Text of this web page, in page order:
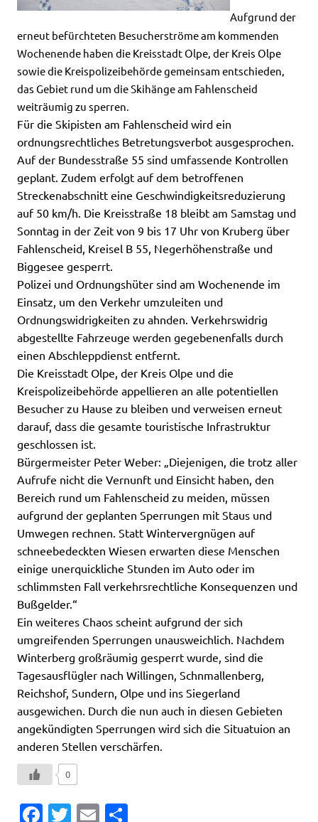
Aufgrund der
erneut befürchteten Besucherströme am kommenden
Wochenende haben die Kreisstadt Olpe, der Kreis Olpe
sowie die Kreispolizeibehörde gemeinsam entschieden,
das Gebiet rund um die Skihänge am Fahlenscheid
weiträumig zu sperren.
Für die Skipisten am Fahlenscheid wird ein
ordnungsrechtliches Betretungsverbot ausgesprochen.
Auf der Bundesstraße 55 sind umfassende Kontrollen
geplant. Zudem erfolgt auf dem betroffenen
Streckenabschnitt eine Geschwindigkeitsreduzierung
auf 50 km/h. Die Kreisstraße 18 bleibt am Samstag und
Sonntag in der Zeit von 9 bis 17 Uhr von Kruberg über
Fahlenscheid, Kreisel B 55, Negerhöhenstraße und
Biggesee gesperrt.
Polizei und Ordnungshüter sind am Wochenende im
Einsatz, um den Verkehr umzuleiten und
Ordnungswidrigkeiten zu ahnden. Verkehrswidrig
abgestellte Fahrzeuge werden gegebenenfalls durch
einen Abschleppdienst entfernt.
Die Kreisstadt Olpe, der Kreis Olpe und die
Kreispolizeibehörde appellieren an alle potentiellen
Besucher zu Hause zu bleiben und verweisen erneut
darauf, dass die gesamte touristische Infrastruktur
geschlossen ist.
Bürgermeister Peter Weber: „Diejenigen, die trotz aller
Aufrufe nicht die Vernunft und Einsicht haben, den
Bereich rund um Fahlenscheid zu meiden, müssen
aufgrund der geplanten Sperrungen mit Staus und
Umwegen rechnen. Statt Wintervergnügen auf
schneebedeckten Wiesen erwarten diese Menschen
einige unerquickliche Stunden im Auto oder im
schlimmsten Fall verkehrsrechtliche Konsequenzen und
Bußgelder.“
Ein weiteres Chaos scheint aufgrund der sich
umgreifenden Sperrungen unausweichlich. Nachdem
Winterberg großräumig gesperrt wurde, sind die
Tagesausflügler nach Willingen, Schnmallenberg,
Reichshof, Sundern, Olpe und ins Siegerland
ausgewichen. Durch die nun auch in diesen Gebieten
angekündigten Sperrungen wird sich die Situatuion an
anderen Stellen verschärfen.
0
Fa T
E